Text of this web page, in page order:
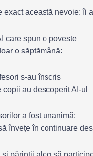
exact această nevoie: îi
care spun o poveste
o săptămână:
s-au înscris
copii au descoperit AI-ul
a fost unanimă:
învețe în continuare
părinții aleg să